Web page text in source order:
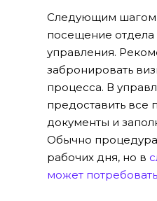
Следующим шагом
посещение
управления.
забронировать
процесса. В
предоставить все
документы и
Обычно процедура
рабочих дня, но в
может